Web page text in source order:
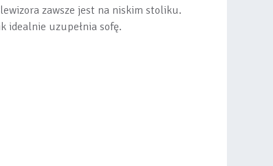
zawsze jest na niskim stoliku.
idealnie uzupełnia sofę.